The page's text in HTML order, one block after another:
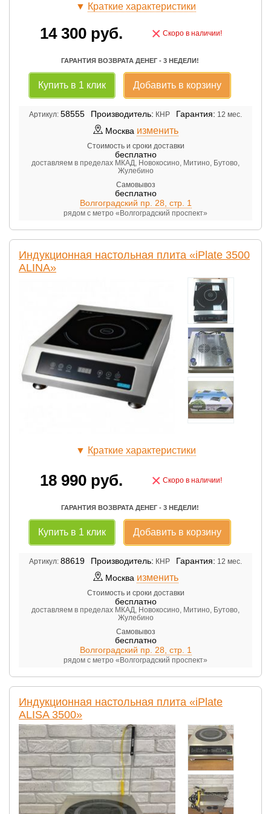
▼ Краткие характеристики
14 300 руб. × Скоро в наличии!
ГАРАНТИЯ ВОЗВРАТА ДЕНЕГ - 3 НЕДЕЛИ!
Купить в 1 клик Добавить в корзину
Артикул: 58555 Производитель: КНР Гарантия: 12 мес.
Москва изменить
Стоимость и сроки доставки
бесплатно
доставляем в пределах МКАД, Новокосино, Митино, Бутово,
Жулебино
Самовывоз
бесплатно
Волгоградский пр. 28, стр. 1
рядом с метро «Волгоградский проспект»
Индукционная настольная плита «iPlate 3500
ALINA»
▼ Краткие характеристики
18 990 руб. × Скоро в наличии!
ГАРАНТИЯ ВОЗВРАТА ДЕНЕГ - 3 НЕДЕЛИ!
Купить в 1 клик Добавить в корзину
Артикул: 88619 Производитель: КНР Гарантия: 12 мес.
Москва изменить
Стоимость и сроки доставки
бесплатно
доставляем в пределах МКАД, Новокосино, Митино, Бутово,
Жулебино
Самовывоз
бесплатно
Волгоградский пр. 28, стр. 1
рядом с метро «Волгоградский проспект»
Индукционная настольная плита «iPlate
ALISA 3500»